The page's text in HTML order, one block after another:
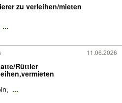
zu verleihen/mieten
...
11.06.2026
Rüttler
...